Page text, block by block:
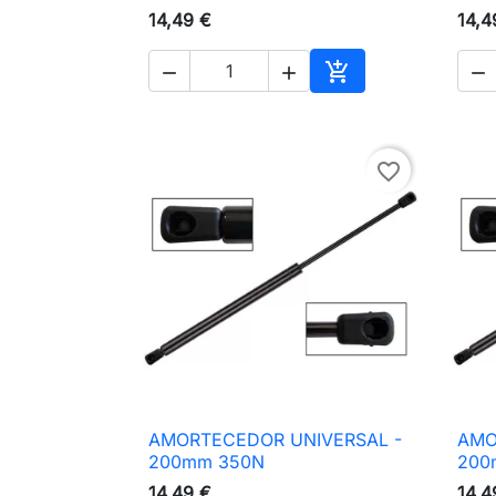
14,49 €
  
Adicionar ao

favorite_border
 Vista rápida
AMORTECEDOR UNIVERSAL -
200mm 350N